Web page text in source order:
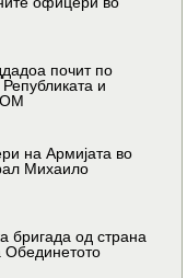
почит по
и
на Армијата во
Михаило
бригада од страна
Обединетото